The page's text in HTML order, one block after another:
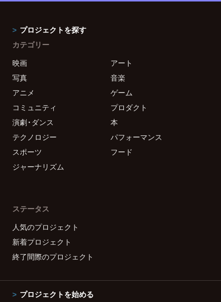
プロジェクトを探す
カテゴリー
映画
アート
写真
音楽
アニメ
ゲーム
コミュニティ
プロダクト
演劇・ダンス
本
テクノロジー
パフォーマンス
スポーツ
フード
ジャーナリズム
ステータス
人気のプロジェクト
新着プロジェクト
終了間際のプロジェクト
プロジェクトを始める